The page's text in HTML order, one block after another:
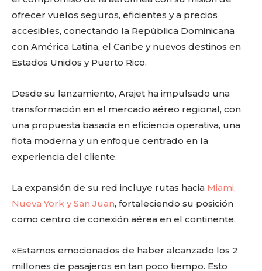
ofrecer vuelos seguros, eficientes y a precios
accesibles, conectando la República Dominicana
con América Latina, el Caribe y nuevos destinos en
Estados Unidos y Puerto Rico.
Desde su lanzamiento, Arajet ha impulsado una
transformación en el mercado aéreo regional, con
una propuesta basada en eficiencia operativa, una
flota moderna y un enfoque centrado en la
experiencia del cliente.
La expansión de su red incluye rutas hacia Miami,
Nueva York y San Juan, fortaleciendo su posición
como centro de conexión aérea en el continente.
«Estamos emocionados de haber alcanzado los 2
millones de pasajeros en tan poco tiempo. Esto